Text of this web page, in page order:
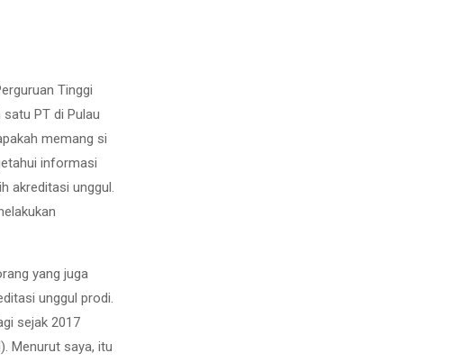
Tinggi
PT di Pulau
memang si
informasi
akreditasi unggul.
yang juga
unggul prodi.
sejak 2017
Menurut saya, itu